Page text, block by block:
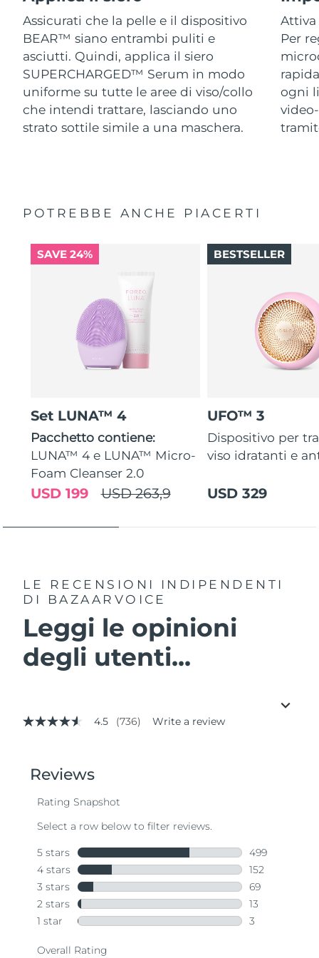
Assicurati che la pelle e il dispositivo
BEAR™ siano entrambi puliti e
asciutti. Quindi, applica il siero
SUPERCHARGED™ Serum in modo
uniforme su tutte le aree di viso/collo
che intendi trattare, lasciando uno
strato sottile simile a una maschera.
Per
ogni
POTREBBE ANCHE PIACERTI
SAVE 24%
Set LUNA™ 4
Pacchetto contiene:
LUNA™ 4 e LUNA™ Micro-
Foam Cleanser 2.0
USD 263,9
USD 199
UFO™ 3
Dispositivo per
viso idratanti e
USD 329
BESTSELLER
LE RECENSIONI INDIPENDENTI
DI BAZAARVOICE
Leggi le opinioni
degli utenti...
4.5
stars,
average
value.
736
Same
page
link.
4.5 (736) Write a review